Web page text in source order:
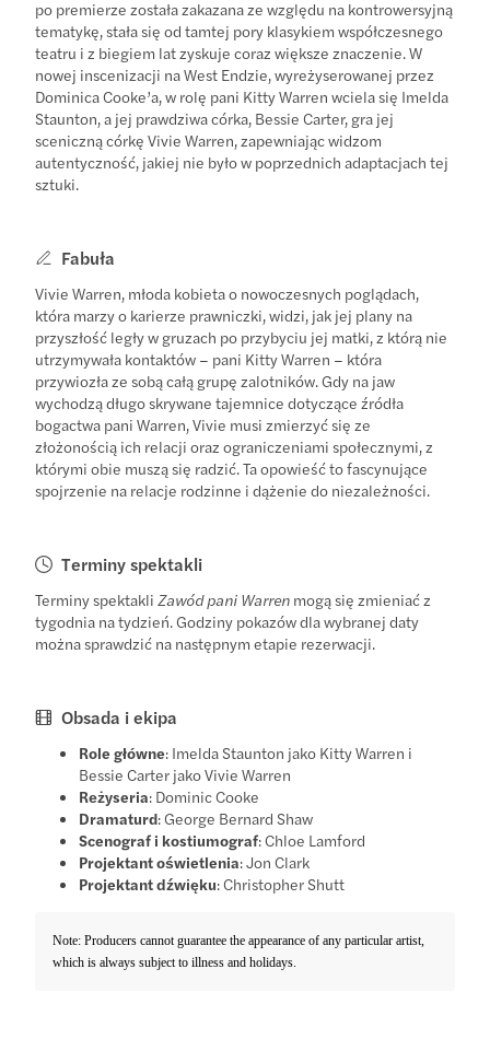
po premierze została zakazana ze względu na kontrowersyjną
tematykę, stała się od tamtej pory klasykiem współczesnego
teatru i z biegiem lat zyskuje coraz większe znaczenie. W
nowej inscenizacji na West Endzie, wyreżyserowanej przez
Dominica Cooke’a, w rolę pani Kitty Warren wciela się Imelda
Staunton, a jej prawdziwa córka, Bessie Carter, gra jej
sceniczną córkę Vivie Warren, zapewniając widzom
autentyczność, jakiej nie było w poprzednich adaptacjach tej
sztuki.
Fabuła
Vivie Warren, młoda kobieta o nowoczesnych poglądach,
która marzy o karierze prawniczki, widzi, jak jej plany na
przyszłość legły w gruzach po przybyciu jej matki, z którą nie
utrzymywała kontaktów – pani Kitty Warren – która
przywiozła ze sobą całą grupę zalotników. Gdy na jaw
wychodzą długo skrywane tajemnice dotyczące źródła
bogactwa pani Warren, Vivie musi zmierzyć się ze
złożonością ich relacji oraz ograniczeniami społecznymi, z
którymi obie muszą się radzić. Ta opowieść to fascynujące
spojrzenie na relacje rodzinne i dążenie do niezależności.
Terminy spektakli
Terminy spektakliZawód pani Warren mogą się zmieniać z
tygodnia na tydzień. Godziny pokazów dla wybranej daty
można sprawdzić na następnym etapie rezerwacji.
Obsada i ekipa
Role główne: Imelda Staunton jako Kitty Warren i
Bessie Carter jako Vivie Warren
Reżyseria: Dominic Cooke
Dramaturd: George Bernard Shaw
Scenograf i kostiumograf: Chloe Lamford
Projektant oświetlenia: Jon Clark
Projektant dźwięku: Christopher Shutt
Note: Producers cannot guarantee the appearance of any particular artist,
which is always subject to illness and holidays.